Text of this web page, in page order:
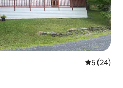
5 av 5 i
5 (24)